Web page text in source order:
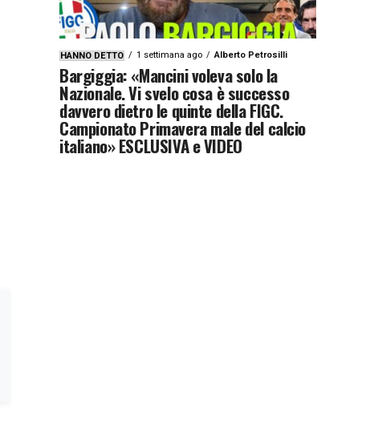
HANNO DETTO 1 settimana ago Alberto Petrosilli
Bargiggia: «Mancini voleva solo la
Nazionale. Vi svelo cosa è successo
davvero dietro le quinte della FIGC.
Campionato Primavera male del calcio
italiano» ESCLUSIVA e VIDEO